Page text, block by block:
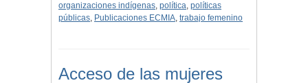
organizaciones indígenas, política, políticas
públicas, Publicaciones ECMIA, trabajo femenino
Acceso de las mujeres